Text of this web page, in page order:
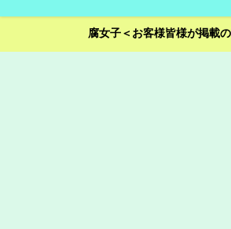
腐女子＜お客様皆様が掲載